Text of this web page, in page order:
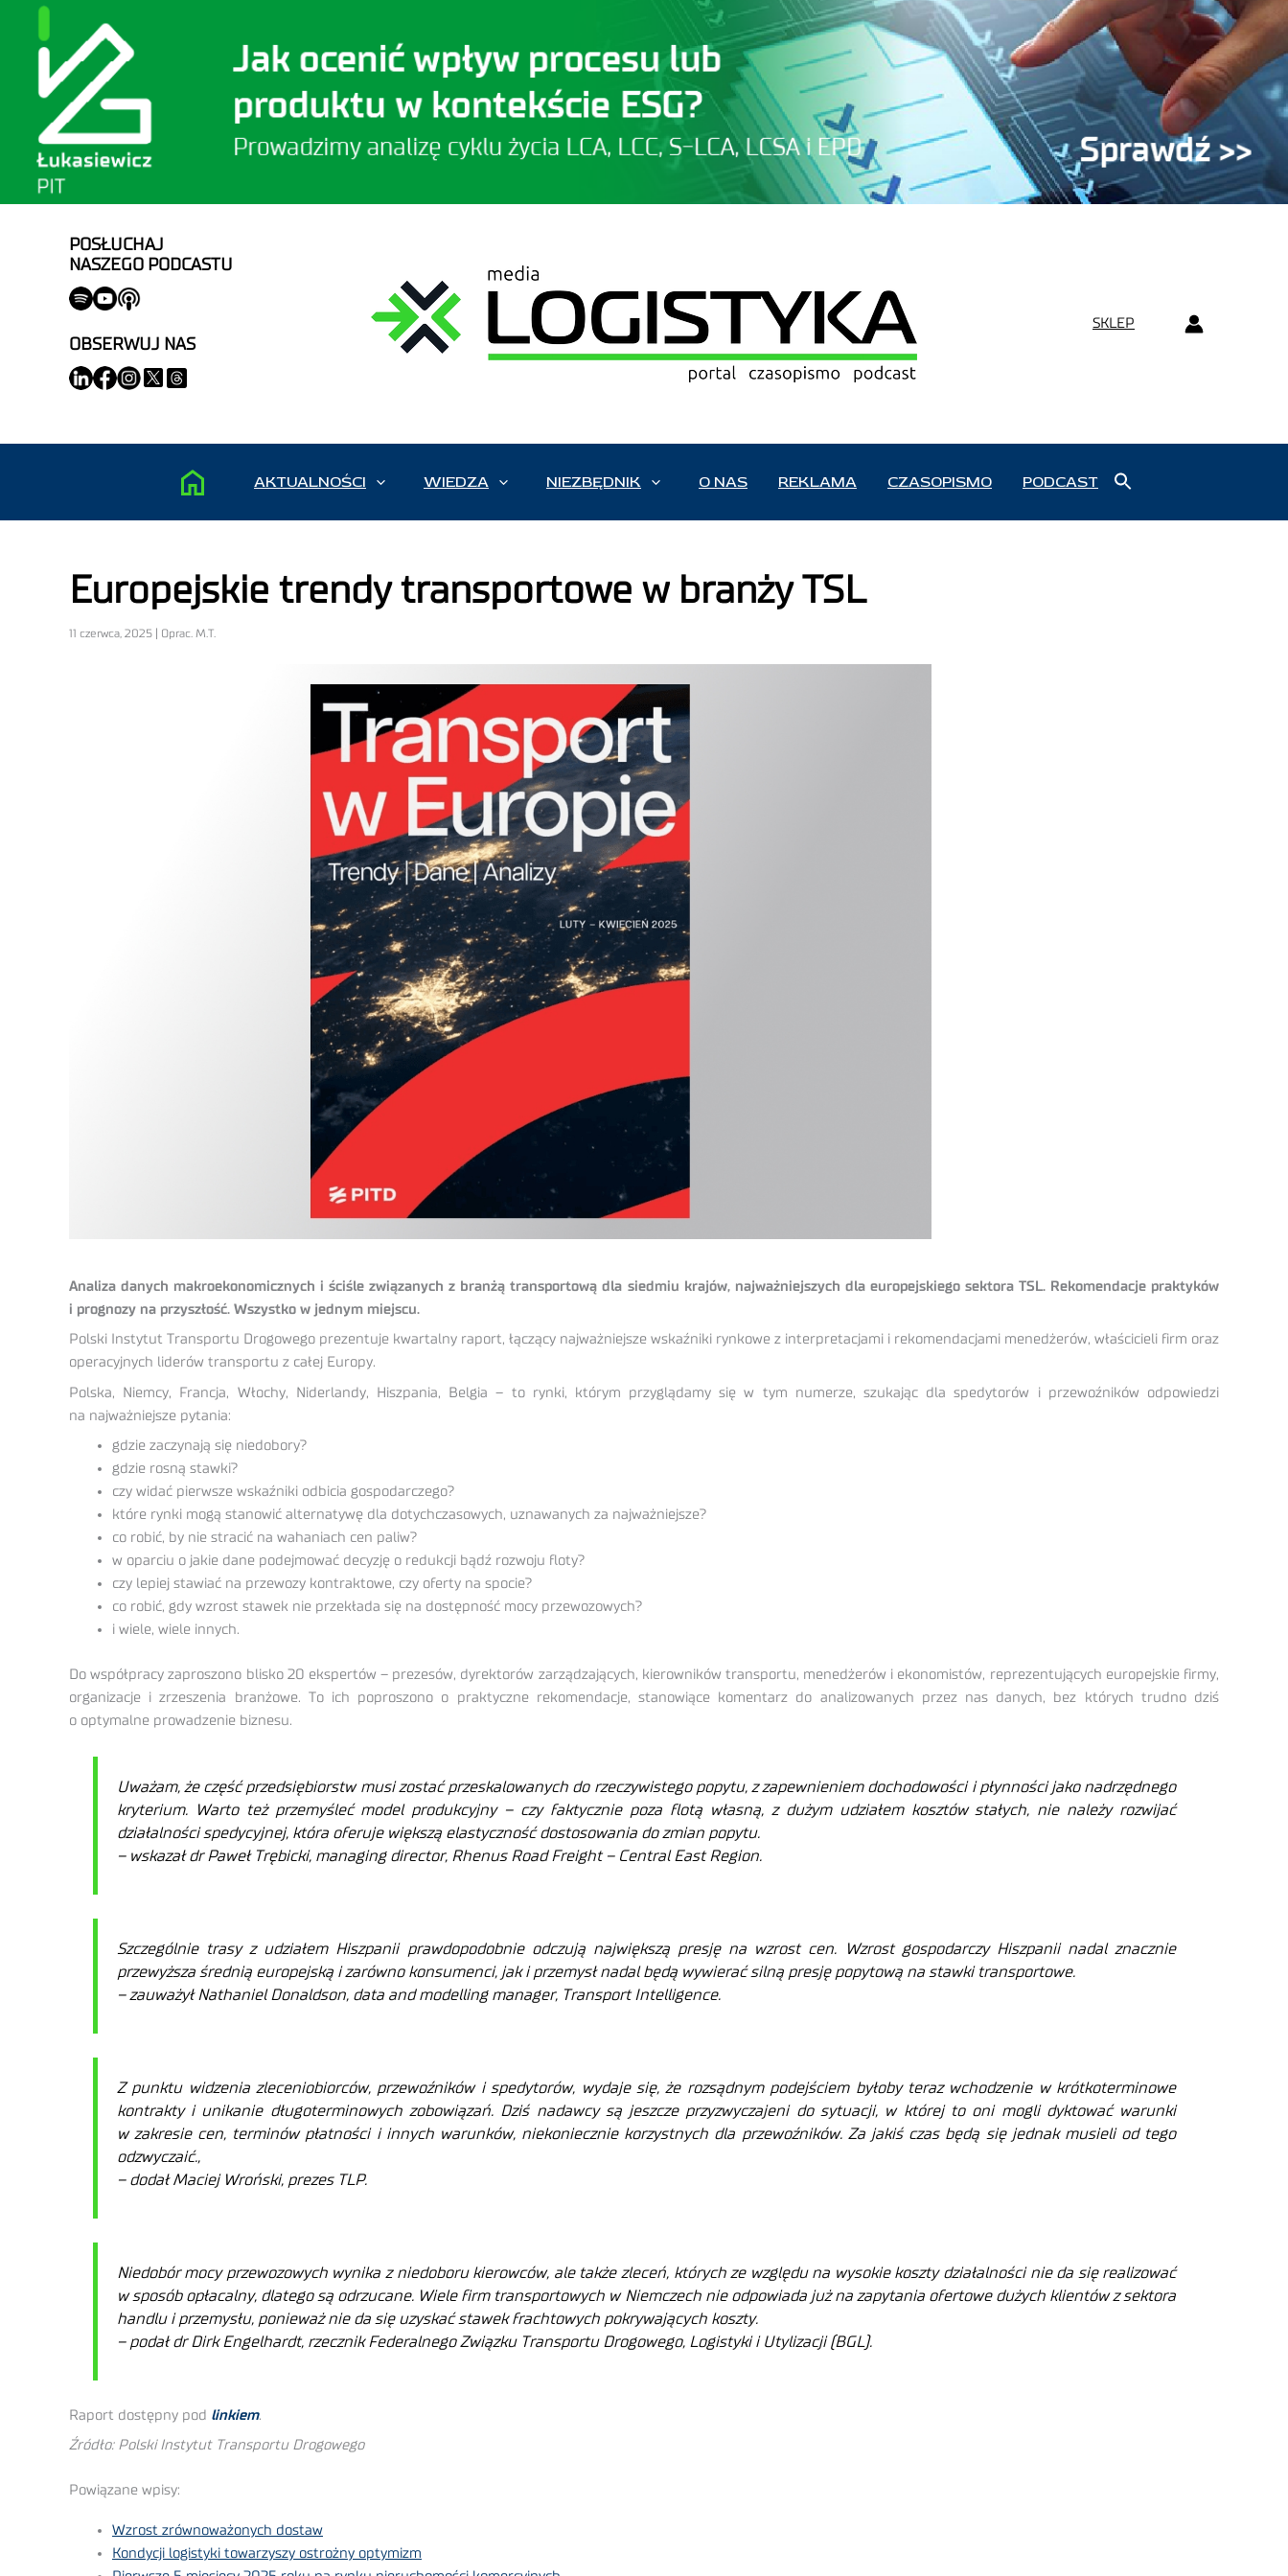
POSŁUCHAJ
NASZEGO PODCASTU
OBSERWUJ NAS
SKLEP
AKTUALNOŚCI WIEDZA NIEZBĘDNIK O NAS REKLAMA CZASOPISMO PODCAST
Europejskie trendy transportowe w branży TSL
11 czerwca, 2025 | Oprac. M.T.
Analiza danych makroekonomicznych i ściśle związanych z branżą transportową dla siedmiu krajów, najważniejszych dla europejskiego sektora TSL. Rekomendacje praktyków
i prognozy na przyszłość. Wszystko w jednym miejscu.
Polski Instytut Transportu Drogowego prezentuje kwartalny raport, łączący najważniejsze wskaźniki rynkowe z interpretacjami i rekomendacjami menedżerów, właścicieli firm oraz
operacyjnych liderów transportu z całej Europy.
Polska, Niemcy, Francja, Włochy, Niderlandy, Hiszpania, Belgia – to rynki, którym przyglądamy się w tym numerze, szukając dla spedytorów i przewoźników odpowiedzi
na najważniejsze pytania:
gdzie zaczynają się niedobory?
gdzie rosną stawki?
czy widać pierwsze wskaźniki odbicia gospodarczego?
które rynki mogą stanowić alternatywę dla dotychczasowych, uznawanych za najważniejsze?
co robić, by nie stracić na wahaniach cen paliw?
w oparciu o jakie dane podejmować decyzję o redukcji bądź rozwoju floty?
czy lepiej stawiać na przewozy kontraktowe, czy oferty na spocie?
co robić, gdy wzrost stawek nie przekłada się na dostępność mocy przewozowych?
i wiele, wiele innych.
Do współpracy zaproszono blisko 20 ekspertów – prezesów, dyrektorów zarządzających, kierowników transportu, menedżerów i ekonomistów, reprezentujących europejskie firmy,
organizacje i zrzeszenia branżowe. To ich poproszono o praktyczne rekomendacje, stanowiące komentarz do analizowanych przez nas danych, bez których trudno dziś
o optymalne prowadzenie biznesu.
Uważam, że część przedsiębiorstw musi zostać przeskalowanych do rzeczywistego popytu, z zapewnieniem dochodowości i płynności jako nadrzędnego
kryterium. Warto też przemyśleć model produkcyjny – czy faktycznie poza flotą własną, z dużym udziałem kosztów stałych, nie należy rozwijać
działalności spedycyjnej, która oferuje większą elastyczność dostosowania do zmian popytu.
– wskazał dr Paweł Trębicki, managing director, Rhenus Road Freight – Central East Region.
Szczególnie trasy z udziałem Hiszpanii prawdopodobnie odczują największą presję na wzrost cen. Wzrost gospodarczy Hiszpanii nadal znacznie
przewyższa średnią europejską i zarówno konsumenci, jak i przemysł nadal będą wywierać silną presję popytową na stawki transportowe.
– zauważył Nathaniel Donaldson, data and modelling manager, Transport Intelligence.
Z punktu widzenia zleceniobiorców, przewoźników i spedytorów, wydaje się, że rozsądnym podejściem byłoby teraz wchodzenie w krótkoterminowe
kontrakty i unikanie długoterminowych zobowiązań. Dziś nadawcy są jeszcze przyzwyczajeni do sytuacji, w której to oni mogli dyktować warunki
w zakresie cen, terminów płatności i innych warunków, niekoniecznie korzystnych dla przewoźników. Za jakiś czas będą się jednak musieli od tego
odzwyczaić.,
– dodał Maciej Wroński, prezes TLP.
Niedobór mocy przewozowych wynika z niedoboru kierowców, ale także zleceń, których ze względu na wysokie koszty działalności nie da się realizować
w sposób opłacalny, dlatego są odrzucane. Wiele firm transportowych w Niemczech nie odpowiada już na zapytania ofertowe dużych klientów z sektora
handlu i przemysłu, ponieważ nie da się uzyskać stawek frachtowych pokrywających koszty.
– podał dr Dirk Engelhardt, rzecznik Federalnego Związku Transportu Drogowego, Logistyki i Utylizacji (BGL).
Raport dostępny pod linkiem.
Źródło: Polski Instytut Transportu Drogowego
Powiązane wpisy:
Wzrost zrównoważonych dostaw
Kondycji logistyki towarzyszy ostrożny optymizm